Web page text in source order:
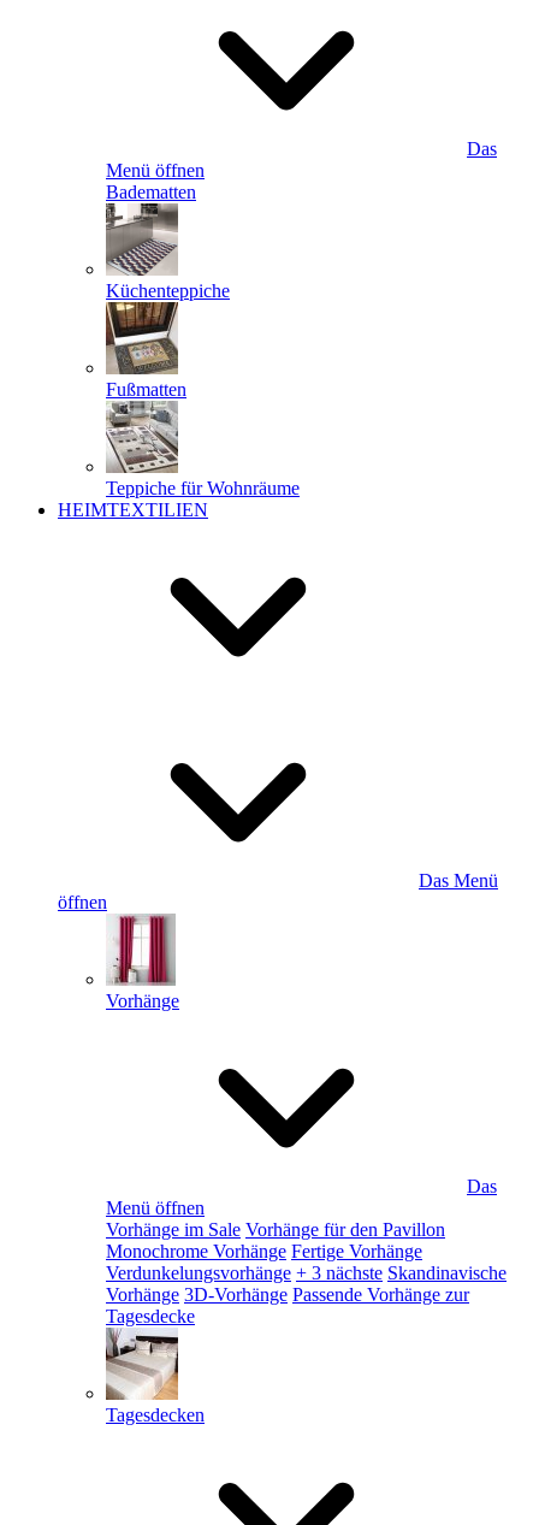
Das
Menü öffnen
Badematten
Küchenteppiche
Fußmatten
Teppiche für Wohnräume
HEIMTEXTILIEN
Das Menü
öffnen
Vorhänge
Das
Menü öffnen
Vorhänge im Sale Vorhänge für den Pavillon
Monochrome Vorhänge Fertige Vorhänge
Verdunkelungsvorhänge + 3 nächste Skandinavische
Vorhänge 3D-Vorhänge Passende Vorhänge zur
Tagesdecke
Tagesdecken